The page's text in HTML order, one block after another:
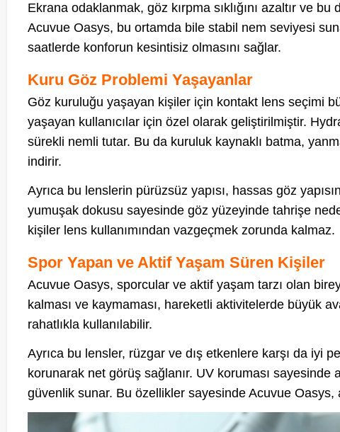
Ekrana odaklanmak, göz kırpma sıklığını azaltır ve
Acuvue Oasys, bu ortamda bile stabil nem seviyesi
saatlerde konforun kesintisiz olmasını sağlar.
Kuru Göz Problemi Yaşayanlar
Göz kuruluğu yaşayan kişiler için kontakt lens seçimi
yaşayan kullanıcılar için özel olarak geliştirilmiştir.
sürekli nemli tutar. Bu da kuruluk kaynaklı batma,
indirir.
Ayrıca bu lenslerin pürüzsüz yapısı, hassas göz
yumuşak dokusu sayesinde göz yüzeyinde tahrişe
kişiler lens kullanımından vazgeçmek zorunda kalmaz.
Spor Yapan ve Aktif Yaşam Süren Kişiler
Acuvue Oasys, sporcular ve aktif yaşam tarzı olan
kalması ve kaymaması, hareketli aktivitelerde büyük
rahatlıkla kullanılabilir.
Ayrıca bu lensler, rüzgar ve dış etkenlere karşı da iyi
korunarak net görüş sağlanır. UV koruması
güvenlik sunar. Bu özellikler sayesinde Acuvue